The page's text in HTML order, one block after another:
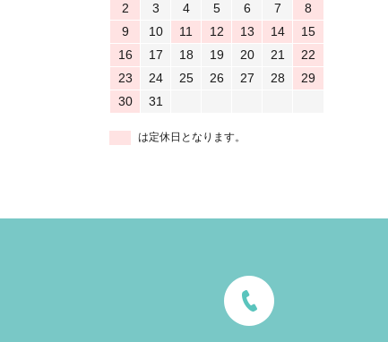
2
3 4 5 6 7
8
9
10 11 12 13 14
15
16
17 18 19 20 21
22
23
24 25 26 27 28
29
30
31
は定休日となります。